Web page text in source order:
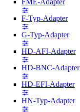
F-Typ-Adapter
G-Typ-Adapter
HD-AFI-Adapter
HD-BNC-Adapter
HD-EFI-Adapter
HN-Typ-Adapter